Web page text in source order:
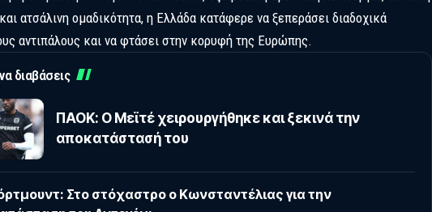
ατσάλινη ομαδικότητα, η Ελλάδα κατάφερε να ξεπεράσει διαδοχικά
αντιπάλους και να φτάσει στην κορυφή της Ευρώπης.
διαβάσεις
ΠΑΟΚ: Ο Μεϊτέ χειρουργήθηκε και ξεκινά την
αποκατάστασή του
Στο στόχαστρο ο Κωνσταντέλιας για την